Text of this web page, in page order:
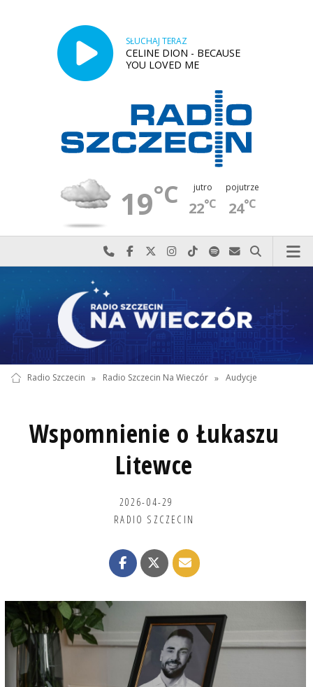
SŁUCHAJ TERAZ
CELINE DION - BECAUSE
YOU LOVED ME
19°C jutro
22°C
pojutrze
24°C
Najlepiej po prostu do nas zadzwoń
Odwiedź nas na Facebook-u
Odwiedź nas na X
Odwiedź nas na Instagram-ie
Odwiedź nas na TikTok-u
Szukaj nas na Spotify
Wyślij do nas
Szukaj
Radio Szczecin » Radio Szczecin Na Wieczór » Audycje
Wspomnienie o Łukaszu
Litewce
2026-04-29
RADIO SZCZECIN